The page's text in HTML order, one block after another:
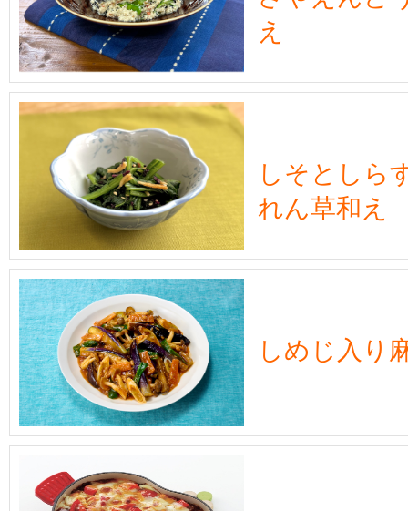
え
しそとしら
れん草和え
しめじ入り